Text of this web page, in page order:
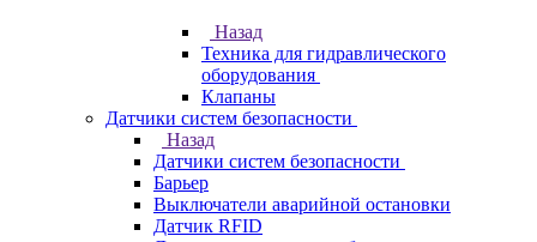
Назад
Техника для гидравлического
оборудования
Клапаны
Датчики систем безопасности
Назад
Датчики систем безопасности
Барьер
Выключатели аварийной остановки
Датчик RFID